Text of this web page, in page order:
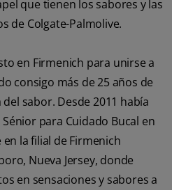
que tienen los sabores y las
de Colgate-Palmolive.
en Firmenich para unirse a
consigo más de 25 años de
sabor. Desde 2011 había
para Cuidado Bucal en
la filial de Firmenich
Nueva Jersey, donde
en sensaciones y sabores a